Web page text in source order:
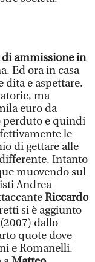
ammissione in
Ed ora in casa
dita e aspettare.
ma
euro da
perduto e quindi
le
di gettare alle
Intanto
muovendo sul
Andrea
Riccardo
si è aggiunto
dallo
quote dove
e Romanelli.